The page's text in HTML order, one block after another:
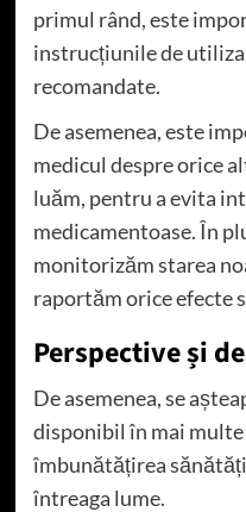
primul rând, este
instrucțiunile de
recomandate.
De asemenea, este
medicul despre orice
luăm, pentru a evita
medicamentoase. În
monitorizăm starea
raportăm orice efecte
Perspective și
De asemenea, se
disponibil în mai
îmbunătățirea
întreaga lume.